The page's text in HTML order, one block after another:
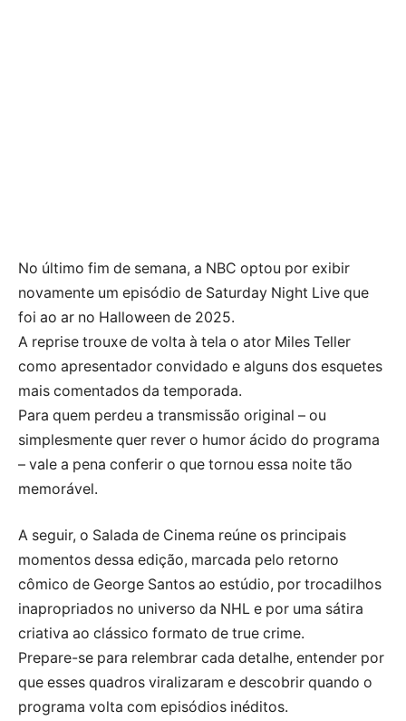
No último fim de semana, a NBC optou por exibir
novamente um episódio de Saturday Night Live que
foi ao ar no Halloween de 2025.
A reprise trouxe de volta à tela o ator Miles Teller
como apresentador convidado e alguns dos esquetes
mais comentados da temporada.
Para quem perdeu a transmissão original – ou
simplesmente quer rever o humor ácido do programa
– vale a pena conferir o que tornou essa noite tão
memorável.
A seguir, o Salada de Cinema reúne os principais
momentos dessa edição, marcada pelo retorno
cômico de George Santos ao estúdio, por trocadilhos
inapropriados no universo da NHL e por uma sátira
criativa ao clássico formato de true crime.
Prepare-se para relembrar cada detalhe, entender por
que esses quadros viralizaram e descobrir quando o
programa volta com episódios inéditos.